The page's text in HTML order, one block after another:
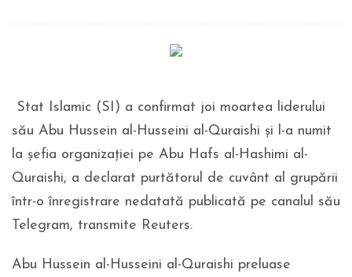
Stat Islamic (SI) a confirmat joi moartea liderului
său Abu Hussein al-Husseini al-Quraishi şi l-a numit
la şefia organizaţiei pe Abu Hafs al-Hashimi al-
Quraishi, a declarat purtătorul de cuvânt al grupării
într-o înregistrare nedatată publicată pe canalul său
Telegram, transmite Reuters.
Abu Hussein al-Husseini al-Quraishi preluase